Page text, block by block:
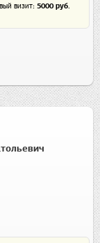
визит: 5000 руб.